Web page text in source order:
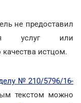
не предоставил
услуг или
истцом.
№ 210/5796/16-
текстом можно